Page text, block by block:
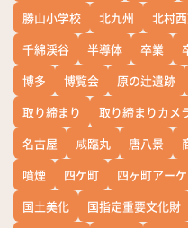
勝山小学校
北九州 北村
千綿渓谷
半導体 卒業
博多
博覧会 原の辻遺跡
取り締まり
取り締まりカメ
名古屋
咸臨丸 唐八景
噴煙
四ケ町 四ヶ町アー
国土美化
国指定重要文化財